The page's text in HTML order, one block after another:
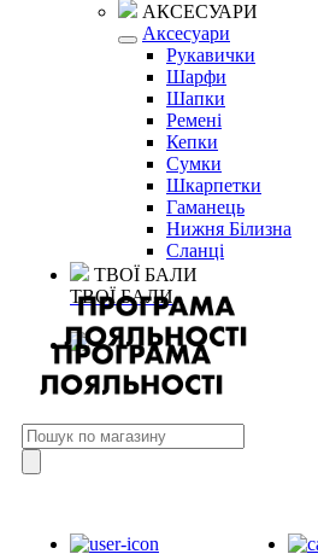
АКСЕСУАРИ
Аксесуари
Рукавички
Шарфи
Шапки
Ремені
Кепки
Сумки
Шкарпетки
Гаманець
Нижня Білизна
Сланці
ТВОЇ БАЛИ
ТВОЇ БАЛИ